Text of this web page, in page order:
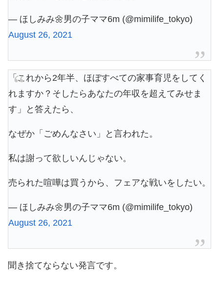
— ほしみみ🌼男の子ママ6m (@mimilife_tokyo)
August 26, 2021
「これから2年半、ほぼすべての家事育児をしてく
れますか？そしたらあなたの年収を超えてみせま
す」と答えたら、
なぜか「ごめんなさい」と言われた。
私は謝って欲しいんじゃない。
売られた喧嘩は買うから、フェアな戦いをしたい。
— ほしみみ🌼男の子ママ6m (@mimilife_tokyo)
August 26, 2021
聞き捨てならない発言です。